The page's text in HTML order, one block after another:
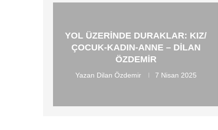
YOL ÜZERINDE DURAKLAR: KIZ/
ÇOCUK-KADIN-ANNE – DILAN
ÖZDEMIR
Yazan Dilan Özdemir 7 Nisan 2025